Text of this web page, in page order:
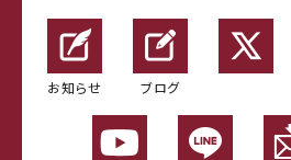
お知らせ ブログ